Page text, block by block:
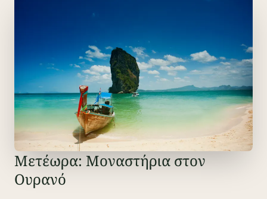
Μετέωρα: Μοναστήρια στον
Ουρανό